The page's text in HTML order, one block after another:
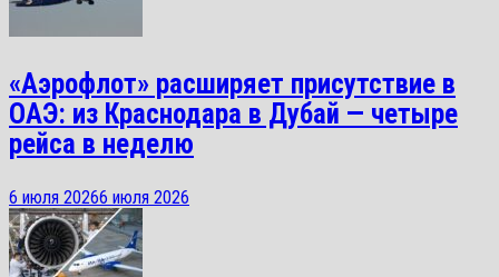
«Аэрофлот» расширяет присутствие в
ОАЭ: из Краснодара в Дубай — четыре
рейса в неделю
6 июля 20266 июля 2026